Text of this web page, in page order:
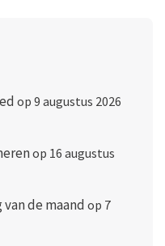
op 9 augustus 2026
op 16 augustus
de maand op 7